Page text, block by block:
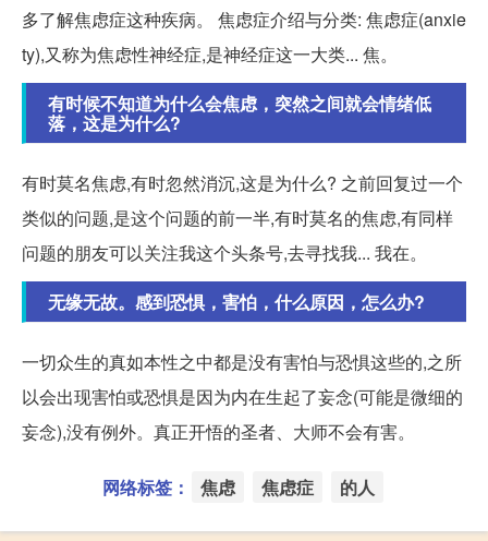
多了解焦虑症这种疾病。 焦虑症介绍与分类: 焦虑症(anxie
ty),又称为焦虑性神经症,是神经症这一大类... 焦。
有时候不知道为什么会焦虑，突然之间就会情绪低
落，这是为什么?
有时莫名焦虑,有时忽然消沉,这是为什么? 之前回复过一个
类似的问题,是这个问题的前一半,有时莫名的焦虑,有同样
问题的朋友可以关注我这个头条号,去寻找我... 我在。
无缘无故。感到恐惧，害怕，什么原因，怎么办?
一切众生的真如本性之中都是没有害怕与恐惧这些的,之所
以会出现害怕或恐惧是因为内在生起了妄念(可能是微细的
妄念),没有例外。真正开悟的圣者、大师不会有害。
网络标签： 焦虑 焦虑症 的人